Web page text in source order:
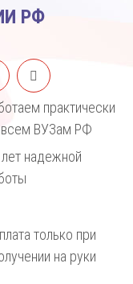
РФ
практически
всем ВУЗам РФ
надежной
только при
на руки